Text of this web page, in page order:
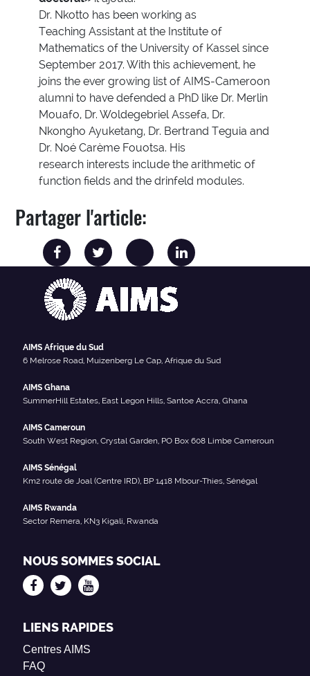
Dr. Nkotto has been working as
Teaching Assistant at the Institute of
Mathematics of the University of Kassel since
September 2017. With this achievement, he
joins the ever growing list of AIMS-Cameroon
alumni to have defended a PhD like Dr. Merlin
Mouafo, Dr. Woldegebriel Assefa, Dr.
Nkongho Ayuketang, Dr. Bertrand Teguia and
Dr. Noé Carème Fouotsa. His
research interests include the arithmetic of
function fields and the drinfeld modules.
Partager l'article:
AIMS Afrique du Sud
6 Melrose Road, Muizenberg Le Cap, Afrique du Sud
AIMS Ghana
SummerHill Estates, East Legon Hills, Santoe Accra, Ghana
AIMS Cameroun
South West Region, Crystal Garden, PO Box 608 Limbe Cameroun
AIMS Sénégal
Km2 route de Joal (Centre IRD), BP 1418 Mbour-Thies, Sénégal
AIMS Rwanda
Sector Remera, KN3 Kigali, Rwanda
NOUS SOMMES SOCIAL
LIENS RAPIDES
Centres AIMS
FAQ